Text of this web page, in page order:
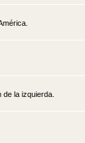
la izquierda.